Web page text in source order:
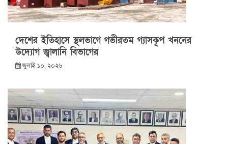
দেশের ইতিহাসে স্থলভাগে গভীরতম গ্যাসকূপ খননের
উদ্যোগ জ্বালানি বিভাগের
জুলাই ১০, ২০২৬